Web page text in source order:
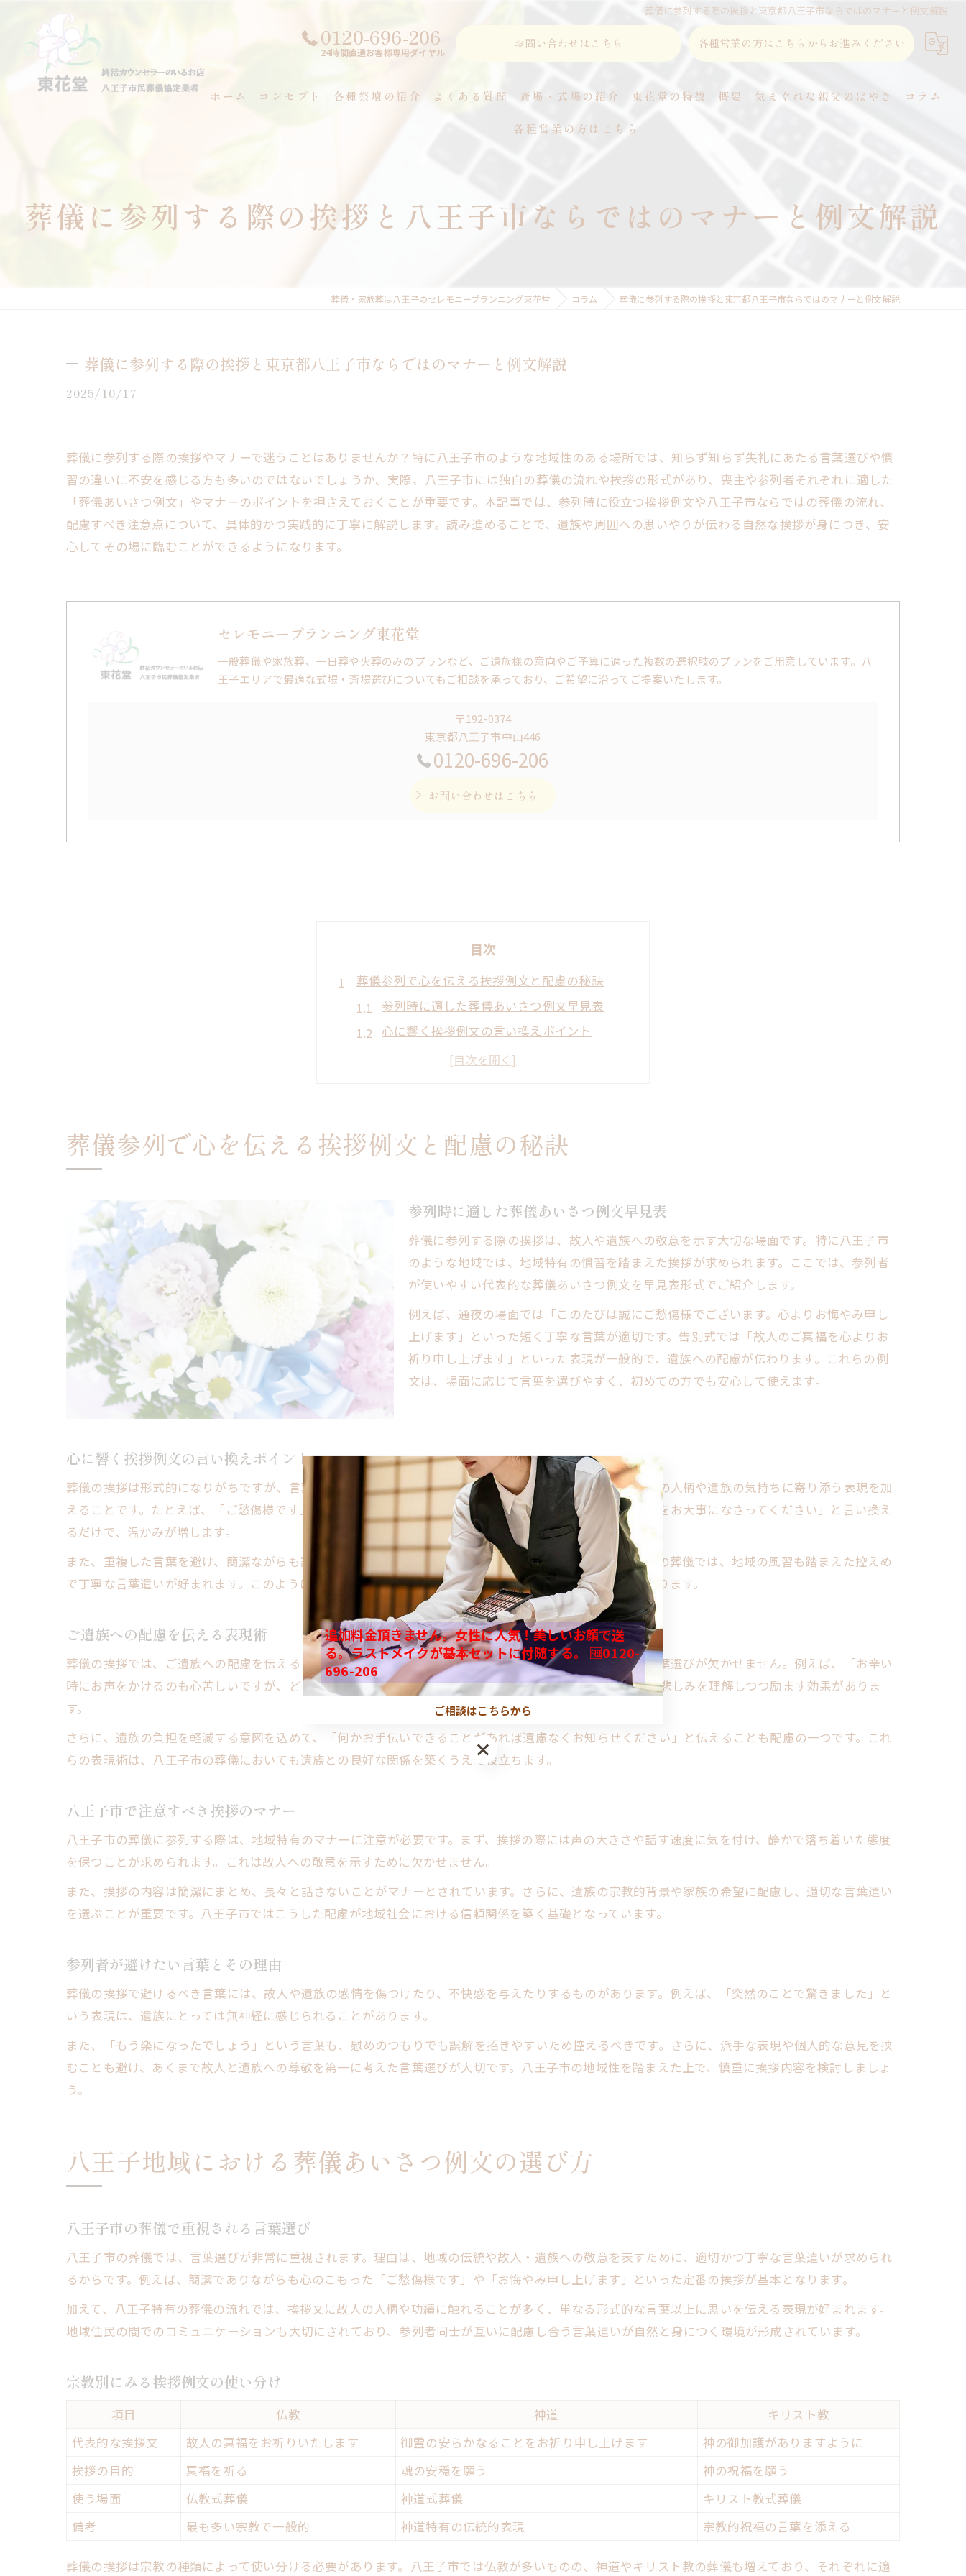
葬儀に参列する際の挨拶と東京都八王子市ならではのマナーと例文解説
0120-696-206
24時間直通お客様専用ダイヤル
お問い合わせはこちら 各種営業の方はこちらからお進みください
ホーム コンセプト 各種祭壇の紹介 よくある質問 斎場・式場の紹介 東花堂の特徴
事前相談
概要 気まぐれな親父のぼやき コラム
各種営業の方はこちら
葬儀に参列する際の挨拶と八王子市ならではのマナーと例文解説
葬儀・家族葬は八王子のセレモニープランニング東花堂 コラム 葬儀に参列する際の挨拶と東京都八王子市ならではのマナーと例文解説
葬儀に参列する際の挨拶と東京都八王子市ならではのマナーと例文解説
2025/10/17
葬儀に参列する際の挨拶やマナーで迷うことはありませんか？特に八王子市のような地域性のある場所では、知らず知らず失礼にあたる言葉選びや慣
習の違いに不安を感じる方も多いのではないでしょうか。実際、八王子市には独自の葬儀の流れや挨拶の形式があり、喪主や参列者それぞれに適した
「葬儀あいさつ例文」やマナーのポイントを押さえておくことが重要です。本記事では、参列時に役立つ挨拶例文や八王子市ならではの葬儀の流れ、
配慮すべき注意点について、具体的かつ実践的に丁寧に解説します。読み進めることで、遺族や周囲への思いやりが伝わる自然な挨拶が身につき、安
心してその場に臨むことができるようになります。
セレモニープランニング東花堂
一般葬儀や家族葬、一日葬や火葬のみのプランなど、ご遺族様の意向やご予算に適った複数の選択肢のプランをご用意しています。八
王子エリアで最適な式場・斎場選びについてもご相談を承っており、ご希望に沿ってご提案いたします。
〒192-0374
東京都八王子市中山446
0120-696-206
お問い合わせはこちら
目次
葬儀参列で心を伝える挨拶例文と配慮の秘訣
参列時に適した葬儀あいさつ例文早見表
心に響く挨拶例文の言い換えポイント
ご遺族への配慮を伝える表現術
八王子地域における葬儀あいさつ例文の選び方
八王子市の葬儀で重視される言葉選び
地域慣習を踏まえた言い回しの工夫
参列者・喪主の立場別挨拶例文集
八王子市ならではの注意点まとめ
参列時に失礼なく使える葬儀あいさつ例文集
初めて参列する方に最適な例文集
簡潔で心のこもった挨拶のコツ
葬儀あいさつ例文を場面別で紹介
遺族への配慮が伝わる一言とは
宗教・宗派ごとの表現比較一覧
八王子市特有の弔問マナー解説表
地域で異なる挨拶のポイント
葬儀あいさつ例文のマナー比較
服装や所作にみる八王子流作法
喪主・参列者の役割と心得
ご遺族に寄り添う葬儀参列時の言葉選び
遺族の心に響く葬儀あいさつ例文集
思いやりを伝える言い換え例
避けたい表現と代替フレーズ
参列者が意識したい配慮の姿勢
八王子市で好まれる挨拶傾向
喪主や参列者が覚えておきたい挨拶例文
喪主・参列者別あいさつ例文一覧
場面ごとに使い分ける例文集
八王子市の式場での注意点
葬儀参列で心を伝える挨拶例文と配慮の秘訣
参列時に適した葬儀あいさつ例文早見表
葬儀に参列する際の挨拶は、故人や遺族への敬意を示す大切な場面です。特に八王子市
のような地域では、地域特有の慣習を踏まえた挨拶が求められます。ここでは、参列者
が使いやすい代表的な葬儀あいさつ例文を早見表形式でご紹介します。
例えば、通夜の場面では「このたびは誠にご愁傷様でございます。心よりお悔やみ申し
上げます」といった短く丁寧な言葉が適切です。告別式では「故人のご冥福を心よりお
祈り申し上げます」といった表現が一般的で、遺族への配慮が伝わります。これらの例
文は、場面に応じて言葉を選びやすく、初めての方でも安心して使えます。
心に響く挨拶例文の言い換えポイント
葬儀の挨拶は形式的になりがちですが、言葉の選び方次第で心に響くものに変わります。ポイントは、故人の人柄や遺族の気持ちに寄り添う表現を加
えることです。たとえば、「ご愁傷様です」の代わりに「お悲しみの中、大変かと存じますが、どうぞお体をお大事になさってください」と言い換え
るだけで、温かみが増します。
また、重複した言葉を避け、簡潔ながらも誠意を感じさせる言い回しを心がけることが重要です。八王子市の葬儀では、地域の風習も踏まえた控えめ
で丁寧な言葉遣いが好まれます。このように言い換えの工夫をすることで、遺族の心に届く挨拶が可能となります。
ご遺族への配慮を伝える表現術
葬儀の挨拶では、ご遺族への配慮を伝えることが最も重要です。そのためには、相手の気持ちに寄り添う言葉選びが欠かせません。例えば、「お辛い
時にお声をかけるのも心苦しいですが、どうかお気持ちをお強くお持ちください」といった表現は、相手の悲しみを理解しつつ励ます効果がありま
す。
さらに、遺族の負担を軽減する意図を込めて、「何かお手伝いできることがあれば遠慮なくお知らせください」と伝えることも配慮の一つです。これ
らの表現術は、八王子市の葬儀においても遺族との良好な関係を築くうえで役立ちます。
八王子市で注意すべき挨拶のマナー
八王子市の葬儀に参列する際は、地域特有のマナーに注意が必要です。まず、挨拶の際には声の大きさや話す速度に気を付け、静かで落ち着いた態度
を保つことが求められます。これは故人への敬意を示すために欠かせません。
また、挨拶の内容は簡潔にまとめ、長々と話さないことがマナーとされています。さらに、遺族の宗教的背景や家族の希望に配慮し、適切な言葉遣い
を選ぶことが重要です。八王子市ではこうした配慮が地域社会における信頼関係を築く基礎となっています。
参列者が避けたい言葉とその理由
葬儀の挨拶で避けるべき言葉には、故人や遺族の感情を傷つけたり、不快感を与えたりするものがあります。例えば、「突然のことで驚きました」と
いう表現は、遺族にとっては無神経に感じられることがあります。
また、「もう楽になったでしょう」という言葉も、慰めのつもりでも誤解を招きやすいため控えるべきです。さらに、派手な表現や個人的な意見を挟
むことも避け、あくまで故人と遺族への尊敬を第一に考えた言葉選びが大切です。八王子市の地域性を踏まえた上で、慎重に挨拶内容を検討しましょ
う。
八王子地域における葬儀あいさつ例文の選び方
八王子市の葬儀で重視される言葉選び
八王子市の葬儀では、言葉選びが非常に重視されます。理由は、地域の伝統や故人・遺族への敬意を表すために、適切かつ丁寧な言葉遣いが求められ
るからです。例えば、簡潔でありながらも心のこもった「ご愁傷様です」や「お悔やみ申し上げます」といった定番の挨拶が基本となります。
加えて、八王子特有の葬儀の流れでは、挨拶文に故人の人柄や功績に触れることが多く、単なる形式的な言葉以上に思いを伝える表現が好まれます。
地域住民の間でのコミュニケーションも大切にされており、参列者同士が互いに配慮し合う言葉遣いが自然と身につく環境が形成されています。
宗教別にみる挨拶例文の使い分け
項目 仏教 神道
キリスト教
代表的な挨拶文
故人の冥福をお祈りいたします 御霊の安らかなることをお祈り申し上げます
神の御加護がありますように
挨拶の目的
冥福を祈る 魂の安穏を願う
神の祝福を願う
使う場面
仏教式葬儀 神道式葬儀
キリスト教式葬儀
備考
最も多い宗教で一般的 神道特有の伝統的表現 宗教的祝福の言葉を添える
葬儀の挨拶は宗教の種類によって使い分ける必要があります。八王子市では仏教が多いものの、神道やキリスト教の葬儀も増えており、それぞれに適
追加料金頂きません。女性に人気！美しいお顔で送
る。ラストメイクが基本セットに付随する。 🆓0120-
696-206
ご相談はこちらから